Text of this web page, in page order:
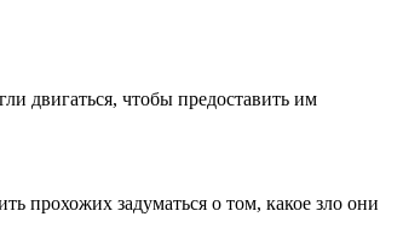
двигаться, чтобы предоставить им
прохожих задуматься о том, какое зло они